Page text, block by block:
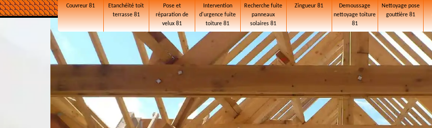
Couvreur 81
Etanchéité toit
terrasse 81
Pose et
réparation de
velux 81
Intervention
d'urgence fuite
toiture 81
Recherche fuite
panneaux
solaires 81
Zingueur 81
Demoussage
nettoyage toiture
81
Nettoyage pose
gouttière 81